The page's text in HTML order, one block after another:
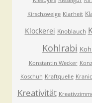
Kirschzweige Klarheit
Klockerei Knoblauch
Kohlrabi
Konstantin Wecker
Koschuh Kraftquelle
Kreativität